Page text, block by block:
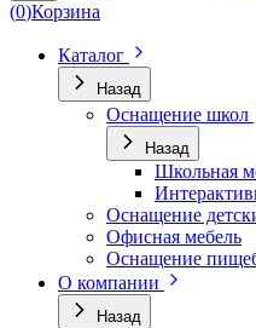
(0)Корзина
Каталог
Назад
Оснащение школ
Назад
Школьная
Оснащение
Офисная мебель
Оснащение
О компании
Назад